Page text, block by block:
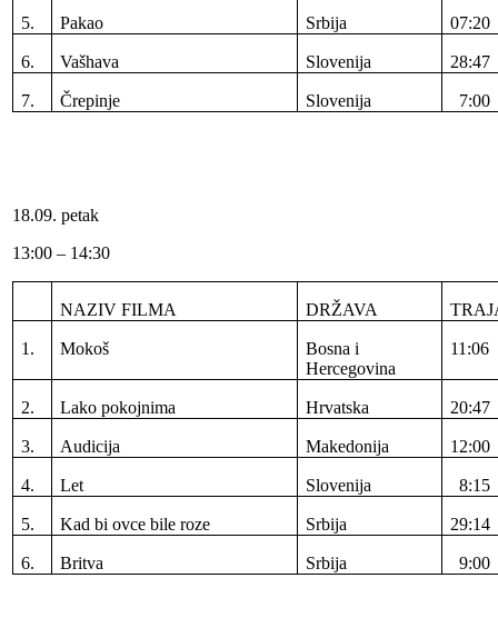
5. Pakao Srbija 07:20
6. Vašhava Slovenija 28:47
7. Črepinje Slovenija 7:00
18.09. petak
13:00 – 14:30
NAZIV FILMA DRŽAVA
1. Mokoš
Bosna i
Hercegovina
11:06
2. Lako pokojnima Hrvatska 20:47
3. Audicija Makedonija 12:00
4. Let Slovenija 8:15
5. Kad bi ovce bile roze Srbija 29:14
6. Britva Srbija 9:00